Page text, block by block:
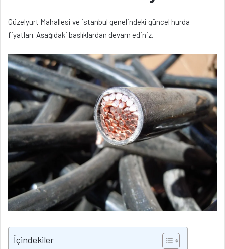
Güzelyurt Mahallesi ve istanbul genelindeki güncel hurda
fiyatları. Aşağıdaki başlıklardan devam ediniz.
İçindekiler